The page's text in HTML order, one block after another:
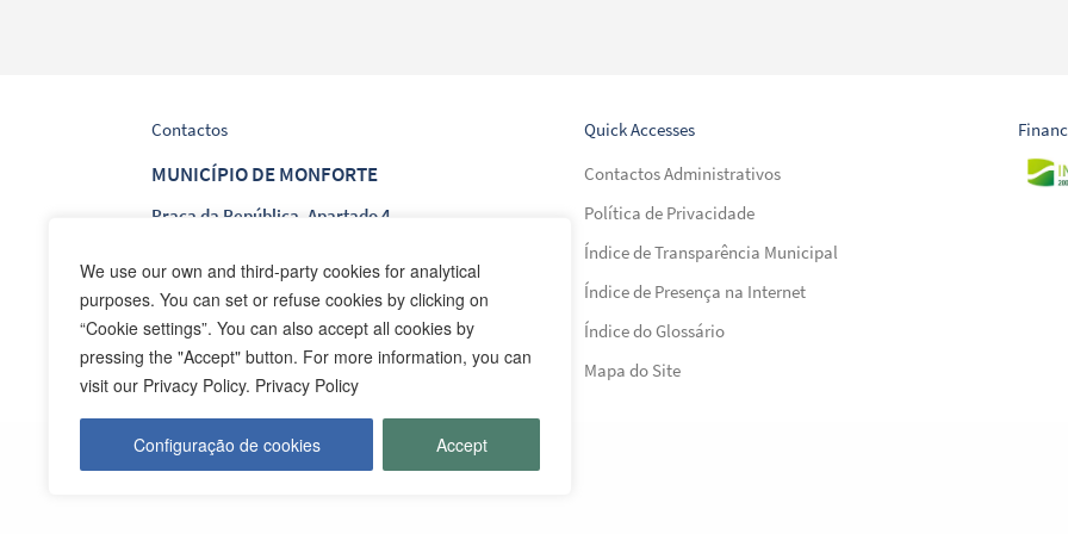
We use our own and third-party cookies for analytical
purposes. You can set or refuse cookies by clicking on
“Cookie settings”. You can also accept all cookies by
pressing the "Accept" button. For more information, you can
visit our Privacy Policy. Privacy Policy
Configuração de cookies Accept
Contactos
MUNICÍPIO DE MONFORTE
Praça da República, Apartado 4
T.245 578 060 (Chamada para a Rede Fixa Nacional)
F.245 578 069 (Chamada para a Rede Fixa Nacional)
E.cmmonforte@mail.telepac.pt
Quick Accesses
Contactos Administrativos
Política de Privacidade
Índice de Transparência Municipal
Índice de Presença na Internet
Índice do Glossário
Mapa do Site